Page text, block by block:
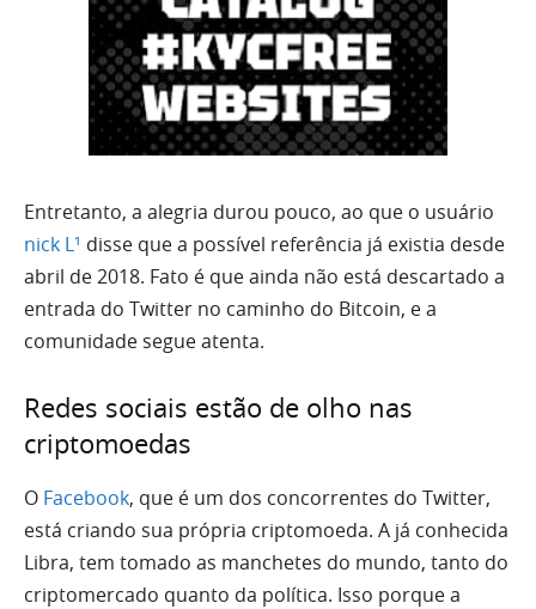
Entretanto, a alegria durou pouco, ao que o usuário
nick L¹ disse que a possível referência já existia desde
abril de 2018. Fato é que ainda não está descartado a
entrada do Twitter no caminho do Bitcoin, e a
comunidade segue atenta.
Redes sociais estão de olho nas
criptomoedas
O Facebook, que é um dos concorrentes do Twitter,
está criando sua própria criptomoeda. A já conhecida
Libra, tem tomado as manchetes do mundo, tanto do
criptomercado quanto da política. Isso porque a